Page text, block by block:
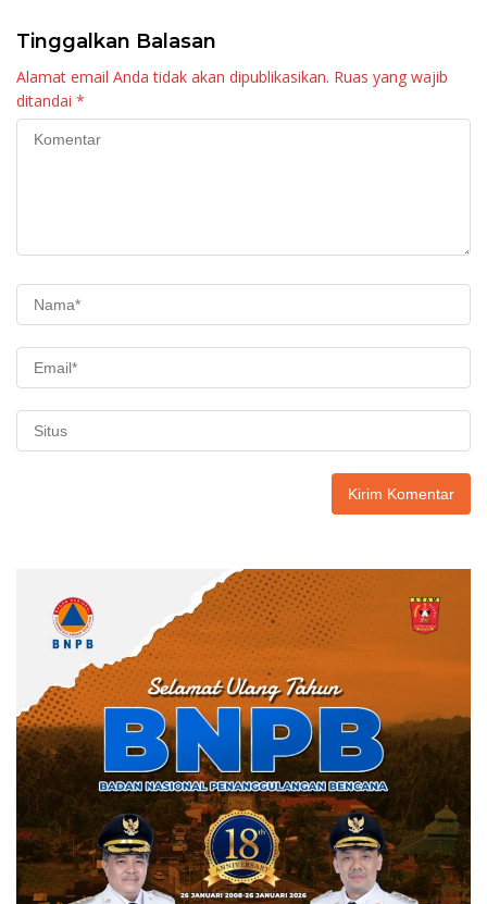
Tinggalkan Balasan
Alamat email Anda tidak akan dipublikasikan. Ruas yang wajib
ditandai *